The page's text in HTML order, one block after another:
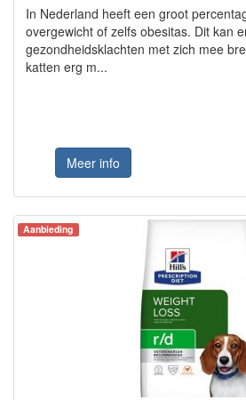
In Nederland heeft een groot
overgewicht of zelfs obesitas. Dit kan
gezondheidsklachten met zich mee
katten erg m...
Meer info
Aanbieding